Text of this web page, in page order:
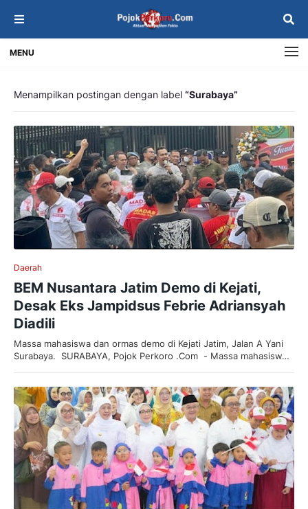
MENU
Menampilkan postingan dengan label Surabaya
Daerah
BEM Nusantara Jatim Demo di Kejati,
Desak Eks Jampidsus Febrie Adriansyah
Diadili
Massa mahasiswa dan ormas demo di Kejati Jatim, Jalan A Yani
Surabaya. SURABAYA, Pojok Perkoro .Com - Massa mahasisw…